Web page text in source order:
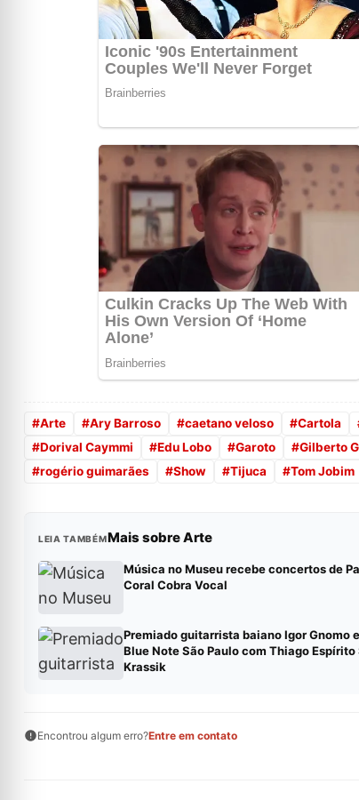
#Arte #Ary Barroso #caetano veloso #Cartola
#Dorival Caymmi #Edu Lobo #Garoto #Gilberto
#rogério guimarães #Show #Tijuca #Tom Jobim
LEIA TAMBÉMMais sobre Arte
Música no Museu recebe concertos de
Coral Cobra Vocal
Premiado guitarrista baiano Igor Gnomo
Blue Note São Paulo com Thiago
Krassik
Encontrou algum erro?Entre em contato